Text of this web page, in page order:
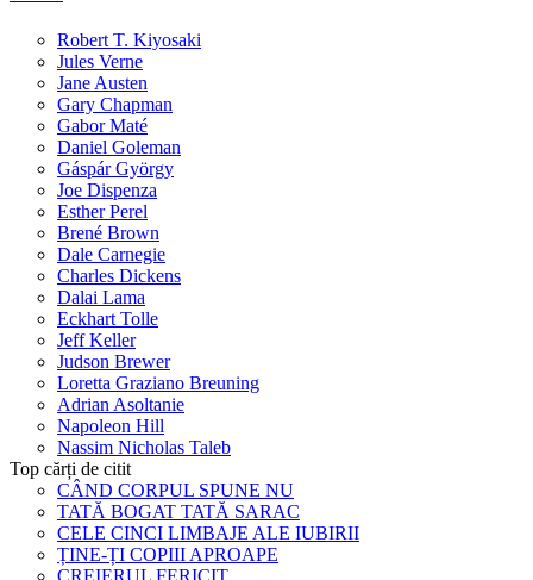
Robert T. Kiyosaki
Jules Verne
Jane Austen
Gary Chapman
Gabor Maté
Daniel Goleman
Gáspár György
Joe Dispenza
Esther Perel
Brené Brown
Dale Carnegie
Charles Dickens
Dalai Lama
Eckhart Tolle
Jeff Keller
Judson Brewer
Loretta Graziano Breuning
Adrian Asoltanie
Napoleon Hill
Nassim Nicholas Taleb
Top cărți de citit
CÂND CORPUL SPUNE NU
TATĂ BOGAT TATĂ SARAC
CELE CINCI LIMBAJE ALE IUBIRII
ȚINE-ȚI COPIII APROAPE